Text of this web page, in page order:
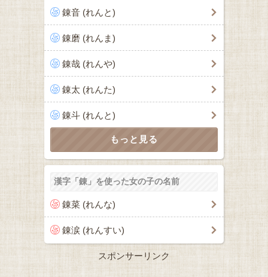
錬音 (れんと)
錬磨 (れんま)
錬哉 (れんや)
錬太 (れんた)
錬斗 (れんと)
漢字「錬」を使った女の子の名前
錬菜 (れんな)
錬涙 (れんすい)
スポンサーリンク